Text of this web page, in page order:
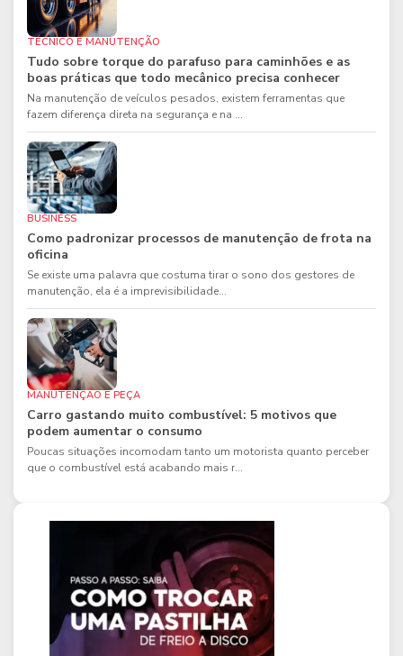
TÉCNICO E MANUTENÇÃO
Tudo sobre torque do parafuso para caminhões e as
boas práticas que todo mecânico precisa conhecer
Na manutenção de veículos pesados, existem ferramentas que
fazem diferença direta na segurança e na ...
BUSINESS
Como padronizar processos de manutenção de frota na
oficina
Se existe uma palavra que costuma tirar o sono dos gestores de
manutenção, ela é a imprevisibilidade...
MANUTENÇÃO E PEÇA
Carro gastando muito combustível: 5 motivos que
podem aumentar o consumo
Poucas situações incomodam tanto um motorista quanto perceber
que o combustível está acabando mais r...